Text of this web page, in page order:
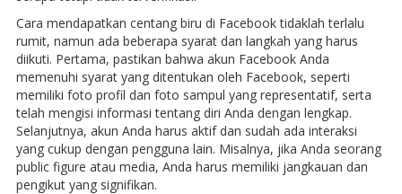
Cara mendapatkan centang biru di Facebook tidaklah terlalu
rumit, namun ada beberapa syarat dan langkah yang harus
diikuti. Pertama, pastikan bahwa akun Facebook Anda
memenuhi syarat yang ditentukan oleh Facebook, seperti
memiliki foto profil dan foto sampul yang representatif, serta
telah mengisi informasi tentang diri Anda dengan lengkap.
Selanjutnya, akun Anda harus aktif dan sudah ada interaksi
yang cukup dengan pengguna lain. Misalnya, jika Anda seorang
public figure atau media, Anda harus memiliki jangkauan dan
pengikut yang signifikan.